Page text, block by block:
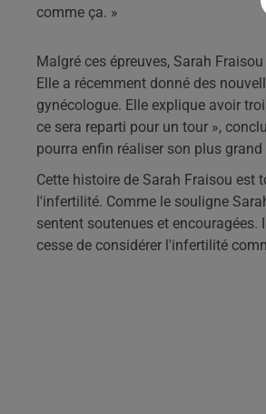
comme ça. »
Malgré ces épreuves, Sarah
Elle a récemment donné des
gynécologue. Elle explique avoir
ce sera reparti pour un tour »,
pourra enfin réaliser son plus grand
Cette histoire de Sarah Fraisou est
l'infertilité. Comme le souligne
sentent soutenues et
cesse de considérer l'infertilité